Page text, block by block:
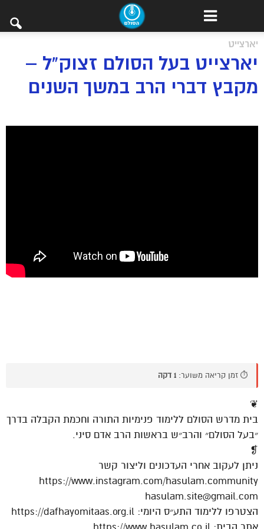
יארצייט
יארצייט בעל הסולם זצוק”ל –
מקבץ דברי הרב במשך השנים
⏱️ זמן קריאה משוער: 1 דקה
❦
בית מדרש הסולם ללימוד פנימיות התורה וחכמת הקבלה בדרך
״בעל הסולם״ והרב״ש בראשות הרב אדם סיני.
❡
ניתן לעקוב אחרי העדכונים וליצור קשר
https://www.instagram.com/hasulam.community
hasulam.site@gmail.com
הצטרפו ללימוד התע״ס היומי: https://dafhayomitaas.org.il